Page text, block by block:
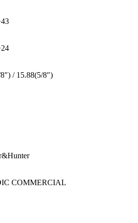
/ 15.88(5/8″)
COMMERCIAL